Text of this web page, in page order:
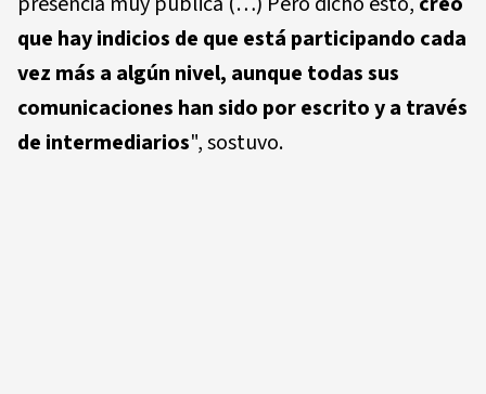
que hay indicios de que está participando cada
vez más a algún nivel, aunque todas sus
comunicaciones han sido por escrito y a través
de intermediarios", sostuvo.